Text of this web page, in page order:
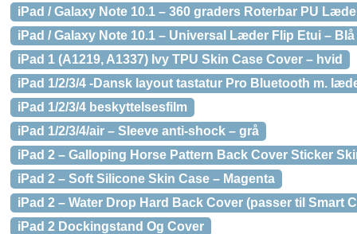
iPad / Galaxy Note 10.1 – 360 graders Roterbar PU
iPad / Galaxy Note 10.1 – Universal Læder Flip Etui –
iPad 1 (A1219, A1337) Ivy TPU Skin Case Cover – hvid
iPad 1/2/3/4 -Dansk layout tastatur Pro Bluetooth m.
iPad 1/2/3/4 beskyttelsesfilm
iPad 1/2/3/4/air – Sleeve anti-shock – grå
iPad 2 – Galloping Horse Pattern Back Cover Sticker
iPad 2 – Soft Silicone Skin Case – Magenta
iPad 2 – Water Drop Hard Back Cover (passer til Smart
iPad 2 Dockingstand Og Cover